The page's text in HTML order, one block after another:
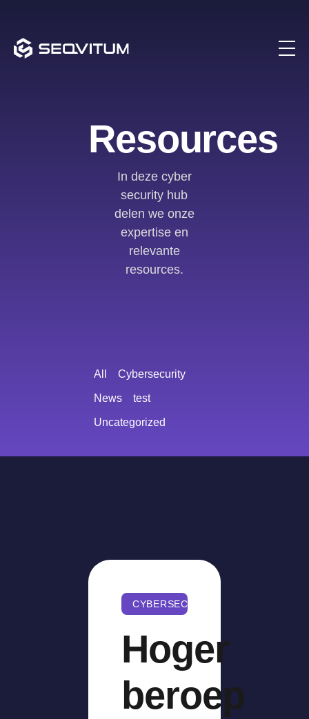
Resources
In deze cyber
security hub
delen we onze
expertise en
relevante
resources.
Cybersecurity
News test
Uncategorized
All
CYBERSECURITY
Hoger
beroep